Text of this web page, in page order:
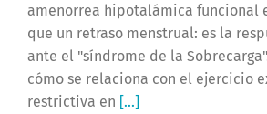
amenorrea hipotalámica funcional
que un retraso menstrual: es la
ante el "síndrome de la
cómo se relaciona con el ejercicio
restrictiva en [...]